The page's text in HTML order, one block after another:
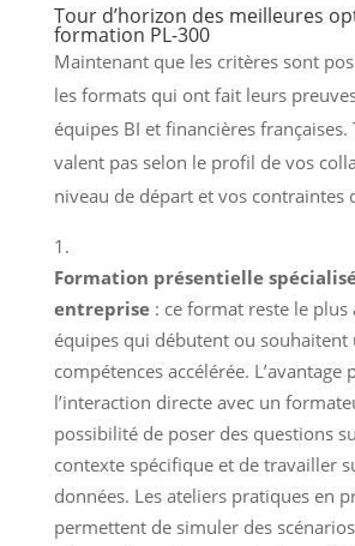
Tour d’horizon des meilleures
formation PL-300
Maintenant que les critères sont
les formats qui ont fait leurs
équipes BI et financières françaises.
valent pas selon le profil de vos
niveau de départ et vos contraintes
Formation présentielle
entreprise: ce format reste le plus
équipes qui débutent ou souhaitent
compétences accélérée. L’avantage
l’interaction directe avec un
possibilité de poser des questions
contexte spécifique et de travailler
données. Les ateliers pratiques en
permettent de simuler des